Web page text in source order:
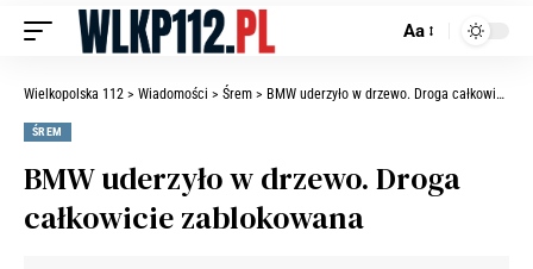
Aa
Wielkopolska 112 > Wiadomości > Śrem > BMW uderzyło w drzewo. Droga całkowicie zablokowana
ŚREM
BMW uderzyło w drzewo. Droga
całkowicie zablokowana